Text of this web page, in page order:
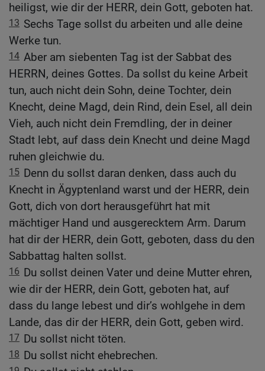
heiligst, wie dir der HERR, dein Gott, geboten hat.
13 Sechs Tage sollst du arbeiten und alle deine
Werke tun.
14 Aber am siebenten Tag ist der Sabbat des
HERRN, deines Gottes. Da sollst du keine Arbeit
tun, auch nicht dein Sohn, deine Tochter, dein
Knecht, deine Magd, dein Rind, dein Esel, all dein
Vieh, auch nicht dein Fremdling, der in deiner
Stadt lebt, auf dass dein Knecht und deine Magd
ruhen gleichwie du.
15 Denn du sollst daran denken, dass auch du
Knecht in Ägyptenland warst und der HERR, dein
Gott, dich von dort herausgeführt hat mit
mächtiger Hand und ausgerecktem Arm. Darum
hat dir der HERR, dein Gott, geboten, dass du den
Sabbattag halten sollst.
16 Du sollst deinen Vater und deine Mutter ehren,
wie dir der HERR, dein Gott, geboten hat, auf
dass du lange lebest und dir’s wohlgehe in dem
Lande, das dir der HERR, dein Gott, geben wird.
17 Du sollst nicht töten.
18 Du sollst nicht ehebrechen.